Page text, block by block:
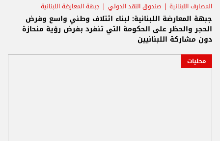
المصارف اللبنانية صندوق النقد الدولي جبهة المعارضة اللبنانية
جبهة المعارضة اللبنانية: لبناء ائتلاف وطني واسع وفرض
الحجر والحظر على الحكومة التي تنفرد بفرض رؤية منحازة
دون مشاركة اللبنانيين
محليات